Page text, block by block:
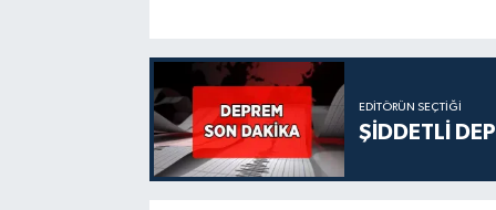
EDITÖRÜN SEÇTIĞI
ŞİDDETLİ